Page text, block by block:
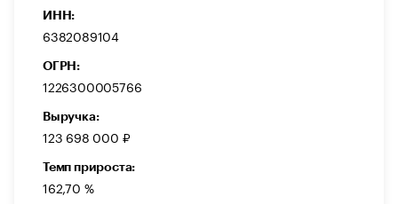
ИНН:
6382089104
ОГРН:
1226300005766
Выручка:
123 698 000 ₽
Темп прироста:
162,70 %